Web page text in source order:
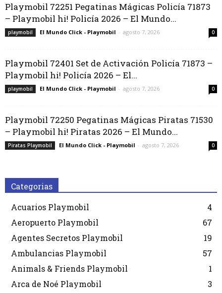
Playmobil 72251 Pegatinas Mágicas Policía 71873
– Playmobil hi! Policía 2026 – El Mundo...
playmobil El Mundo Click - Playmobil - agosto 7, 2026 0
Playmobil 72401 Set de Activación Policía 71873 –
Playmobil hi! Policía 2026 – El...
playmobil El Mundo Click - Playmobil - agosto 7, 2026 0
Playmobil 72250 Pegatinas Mágicas Piratas 71530
– Playmobil hi! Piratas 2026 – El Mundo...
Piratas Playmobil El Mundo Click - Playmobil - agosto 7, 2026 0
Categorias
Acuarios Playmobil
4
Aeropuerto Playmobil
67
Agentes Secretos Playmobil
19
Ambulancias Playmobil
57
Animals & Friends Playmobil
1
Arca de Noé Playmobil
3